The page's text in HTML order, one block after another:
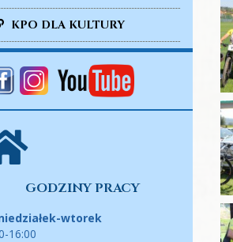
KPO DLA KULTURY
GODZINY PRACY
wtorek
16:00